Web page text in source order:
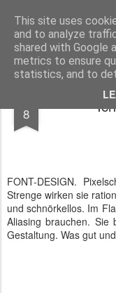
This site uses
and to analyze
shared with Google
metrics to ensure
statistics, and to
NONNO baut
Startseite
8
FONT-DESIGN.
Strenge wirken sie
und schnörkellos. Im
Aliasing brauchen. Sie
Gestaltung. Was gut